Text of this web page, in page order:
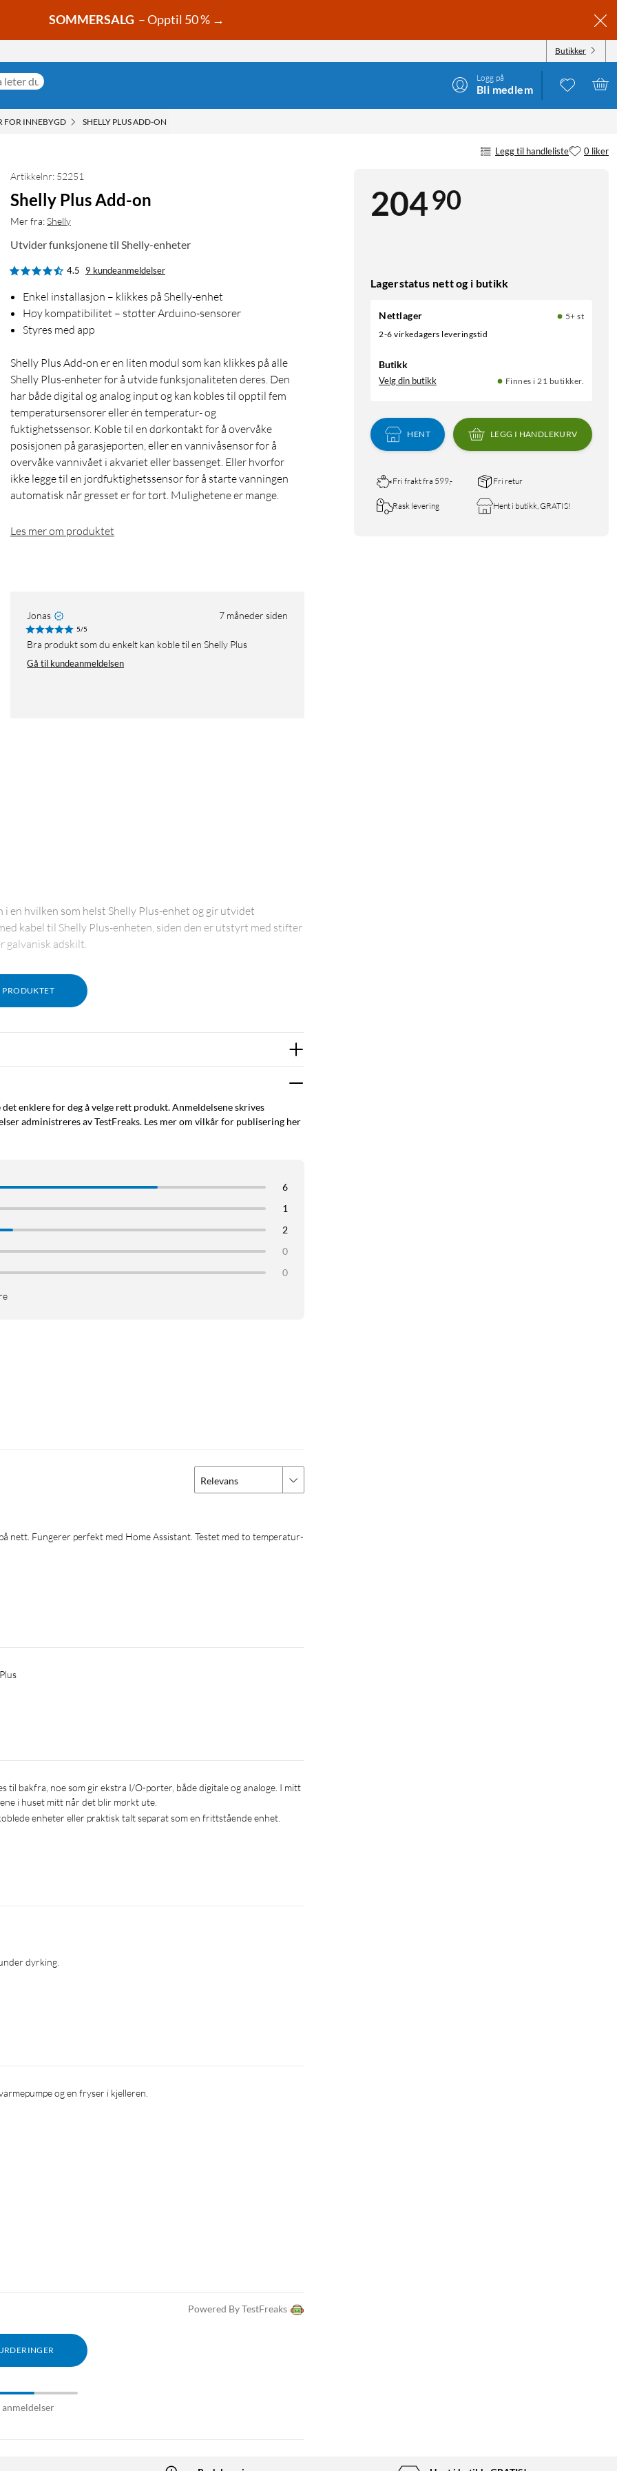
SOMMERSALG – Opptil 50 % →
Butikker
Logg på
Bli medlem
FOR INNEBYGD SHELLY PLUS ADD-ON
Legg til handleliste 0 liker
20490
Lagerstatus nett og i butikk
Nettlager
5+ st
2-6 virkedagers leveringstid
Butikk
Velg din butikk Finnes i 21 butikker.
HENT LEGG I HANDLEKURV
Fri frakt fra 599,- Fri retur
Rask levering Hent i butikk, GRATIS!
Artikkelnr: 52251
Shelly Plus Add-on
Mer fra:Shelly
Utvider funksjonene til Shelly-enheter
4.5 9 kundeanmeldelser
Enkel installasjon – klikkes på Shelly-enhet
Høy kompatibilitet – støtter Arduino-sensorer
Styres med app
Shelly Plus Add-on er en liten modul som kan klikkes på alle
Shelly Plus-enheter for å utvide funksjonaliteten deres. Den
har både digital og analog input og kan kobles til opptil fem
temperatursensorer eller én temperatur- og
fuktighetssensor. Koble til en dørkontakt for å overvåke
posisjonen på garasjeporten, eller en vannivåsensor for å
overvåke vannivået i akvariet eller bassenget. Eller hvorfor
ikke legge til en jordfuktighetssensor for å starte vanningen
automatisk når gresset er for tørt. Mulighetene er mange.
Les mer om produktet
Jonas 7 måneder siden
5/5
Bra produkt som du enkelt kan koble til en Shelly Plus
Gå til kundeanmeldelsen
PRODUKTET
i en hvilken som helst Shelly Plus-enhet og gir utvidet
kabel til Shelly Plus-enheten, siden den er utstyrt med stifter
galvanisk adskilt.
enklere for deg å velge rett produkt. Anmeldelsene skrives
administreres av TestFreaks. Les mer om vilkår for publisering her
6
1
2
0
0
Relevans
i huset mitt når det blir mørkt ute.
enheter eller praktisk talt separat som en frittstående enhet.
dyrking.
og en fryser i kjelleren.
Powered By TestFreaks